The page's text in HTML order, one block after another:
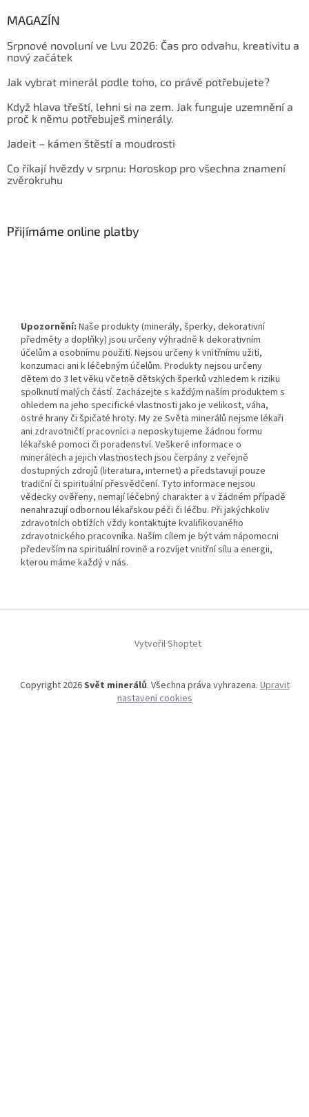
MAGAZÍN
Srpnové novoluní ve Lvu 2026: Čas pro odvahu, kreativitu a
nový začátek
Jak vybrat minerál podle toho, co právě potřebujete?
Když hlava třeští, lehni si na zem. Jak funguje uzemnění a
proč k němu potřebuješ minerály.
Jadeit – kámen štěstí a moudrosti
Co říkají hvězdy v srpnu: Horoskop pro všechna znamení
zvěrokruhu
Přijímáme online platby
Upozornění: Naše produkty (minerály, šperky, dekorativní
předměty a doplňky) jsou určeny výhradně k dekorativním
účelům a osobnímu použití. Nejsou určeny k vnitřnímu užití,
konzumaci ani k léčebným účelům. Produkty nejsou určeny
dětem do 3 let věku včetně dětských šperků vzhledem k riziku
spolknutí malých částí. Zacházejte s každým naším produktem s
ohledem na jeho specifické vlastnosti jako je velikost, váha,
ostré hrany či špičaté hroty. My ze Světa minerálů nejsme lékaři
ani zdravotničtí pracovníci a neposkytujeme žádnou formu
lékařské pomoci či poradenství. Veškeré informace o
minerálech a jejich vlastnostech jsou čerpány z veřejně
dostupných zdrojů (literatura, internet) a představují pouze
tradiční či spirituální přesvědčení. Tyto informace nejsou
vědecky ověřeny, nemají léčebný charakter a v žádném případě
nenahrazují odbornou lékařskou péči či léčbu. Při jakýchkoliv
zdravotních obtížích vždy kontaktujte kvalifikovaného
zdravotnického pracovníka. Naším cílem je být vám nápomocni
především na spirituální rovině a rozvíjet vnitřní sílu a energii,
kterou máme každý v nás.
Vytvořil Shoptet
Copyright 2026Svět minerálů. Všechna práva vyhrazena.Upravit
nastavení cookies